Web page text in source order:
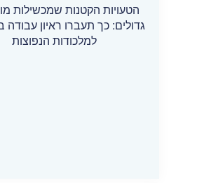
הטעויות הקטנות שמכשילות
גדולים: כך תעברו ראיון עבודה
למלכודות הנפוצות